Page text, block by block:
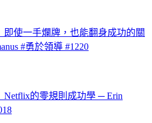
即使一手爛牌，也能翻身成功的關
#勇於領導 #1220
Netflix的零規則成功學 ─ Erin